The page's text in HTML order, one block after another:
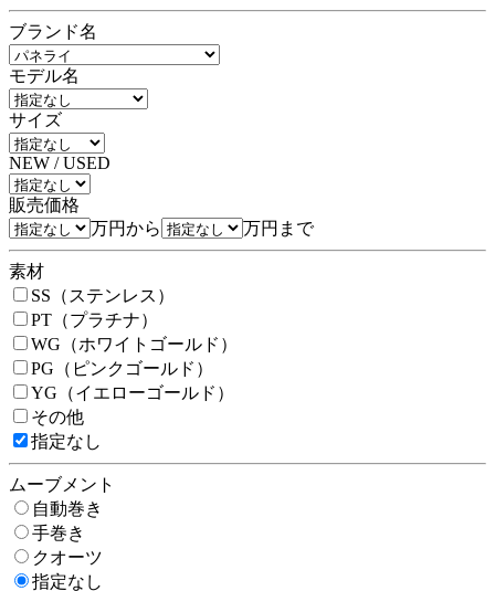
ブランド名
モデル名
サイズ
NEW / USED
販売価格
万円から
万円まで
素材
SS（ステンレス）
PT（プラチナ）
WG（ホワイトゴールド）
PG（ピンクゴールド）
YG（イエローゴールド）
その他
指定なし
ムーブメント
自動巻き
手巻き
クオーツ
指定なし